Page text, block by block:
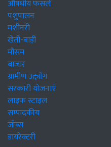
औषधीय फसलें
पशुपालन
मशीनरी
खेती-बाड़ी
मौसम
बाजार
ग्रामीण उद्द्योग
सरकारी योजनाएं
लाइफ स्टाइल
सम्पादकीय
जॉब्स
डायरेक्टरी